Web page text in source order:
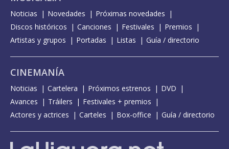
Noticias Novedades
Próximas novedades
Discos históricos
Canciones Festivales
Premios
Artistas y grupos
Portadas Listas Guía / directorio
CINEMANÍA
Noticias Cartelera Próximos estrenos
DVD
Avances
Tráilers
Festivales + premios
Actores y actrices
Carteles Box-office Guía / directorio